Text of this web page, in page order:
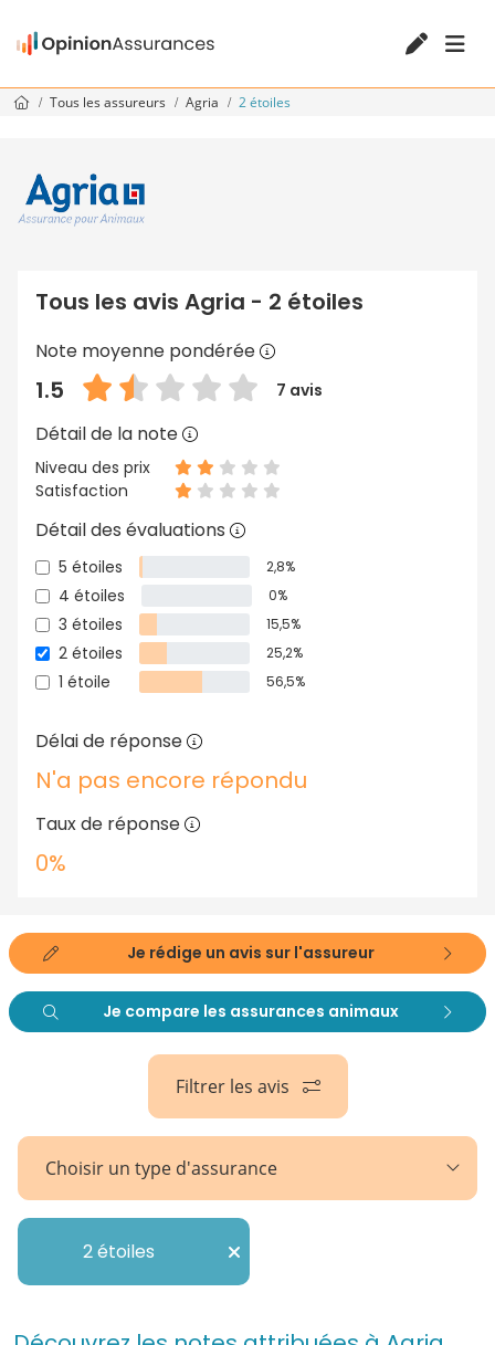
Tous les assureurs Agria 2 étoiles
Tous les avis Agria - 2 étoiles
Note moyenne pondérée
1.5 7 avis
Détail de la note
Niveau des prix
Satisfaction
Détail des évaluations
5 étoiles 2,8%
4 étoiles 0%
3 étoiles 15,5%
2 étoiles 25,2%
1 étoile 56,5%
Délai de réponse
N'a pas encore répondu
Taux de réponse
0%
Je rédige un avis sur l'assureur
Je compare les assurances animaux
Filtrer les avis
Choisir un type d'assurance
2 étoiles